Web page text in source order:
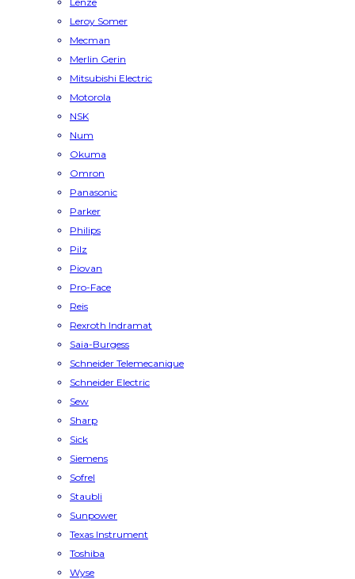
Leroy Somer
Mecman
Merlin Gerin
Mitsubishi Electric
Motorola
NSK
Num
Okuma
Omron
Panasonic
Parker
Philips
Pilz
Piovan
Pro-Face
Reis
Rexroth Indramat
Saia-Burgess
Schneider Telemecanique
Schneider Electric
Sew
Sharp
Sick
Siemens
Sofrel
Staubli
Sunpower
Texas Instrument
Toshiba
Wyse